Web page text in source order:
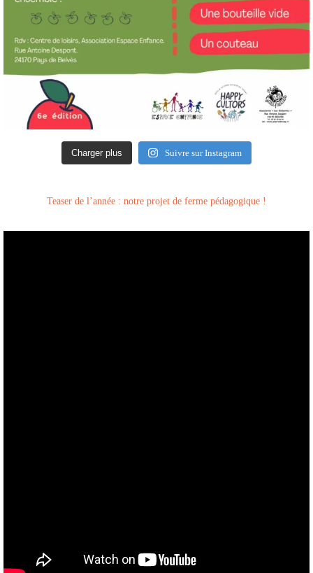
Charger plus Suivre sur Instagram
Teaser de l’année : notre projet de ferme pédagogique !